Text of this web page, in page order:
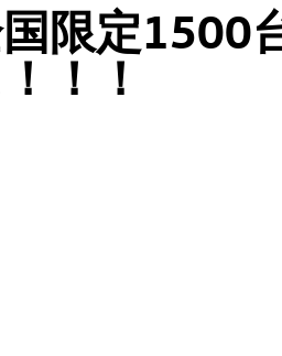
限定1500
！！